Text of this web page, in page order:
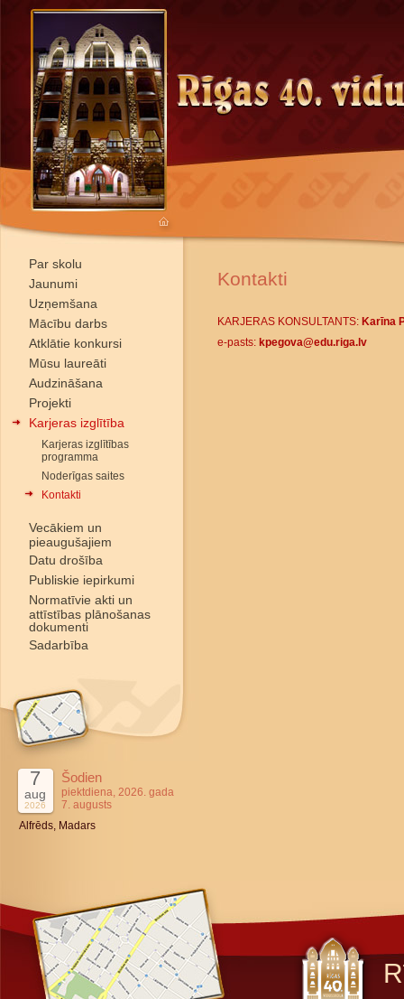
Par skolu
Jaunumi
Uzņemšana
Mācību darbs
Atklātie konkursi
Mūsu laureāti
Audzināšana
Projekti
Karjeras izglītība
Karjeras izglītības
programma
Noderīgas saites
Kontakti
Vecākiem un
pieaugušajiem
Datu drošība
Publiskie iepirkumi
Normatīvie akti un
attīstības plānošanas
dokumenti
Sadarbība
7
aug
2026
Šodien
piektdiena, 2026. gada
7. augusts
Alfrēds, Madars
Kontakti
KARJERAS KONSULTANTS: Karīna
e-pasts: kpegova@edu.riga.lv